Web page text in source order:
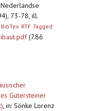
73-78, ill.
BibTex RTF Tagged
(7.86
Gütersteiner
, in: Sönke Lorenz